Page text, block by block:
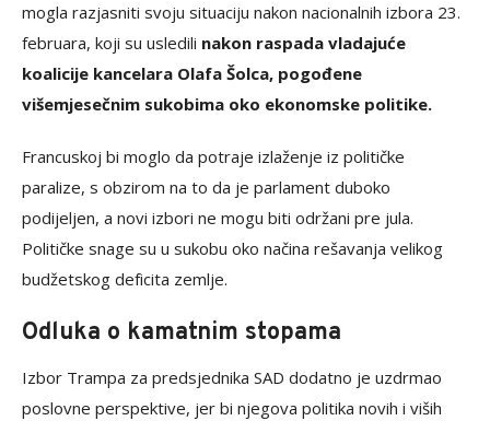
mogla razjasniti svoju situaciju nakon nacionalnih izbora 23.
februara, koji su usledili nakon raspada vladajuće
koalicije kancelara Olafa Šolca, pogođene
višemjesečnim sukobima oko ekonomske politike.
Francuskoj bi moglo da potraje izlaženje iz političke
paralize, s obzirom na to da je parlament duboko
podijeljen, a novi izbori ne mogu biti održani pre jula.
Političke snage su u sukobu oko načina rešavanja velikog
budžetskog deficita zemlje.
Odluka o kamatnim stopama
Izbor Trampa za predsjednika SAD dodatno je uzdrmao
poslovne perspektive, jer bi njegova politika novih i viših